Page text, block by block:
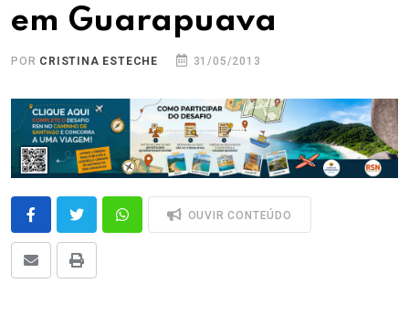
em Guarapuava
POR CRISTINA ESTECHE 31/05/2013
OUVIR CONTEÚDO